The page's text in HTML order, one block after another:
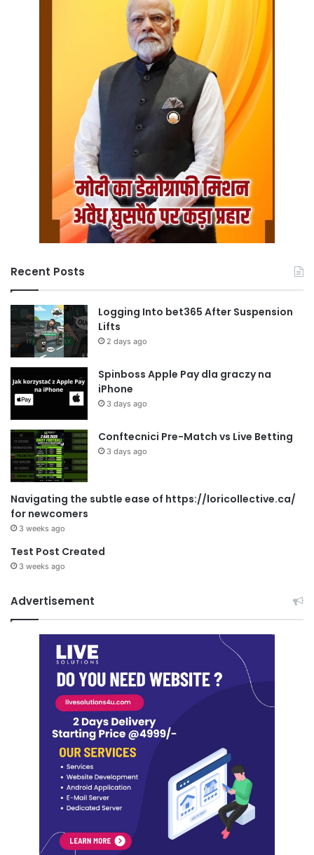
Recent Posts
Logging Into bet365 After Suspension
Lifts
2 days ago
Spinboss Apple Pay dla graczy na
iPhone
3 days ago
Conftecnici Pre-Match vs Live Betting
3 days ago
Navigating the subtle ease of https://loricollective.ca/
for newcomers
3 weeks ago
Test Post Created
3 weeks ago
Advertisement